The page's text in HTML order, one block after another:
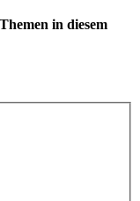
in diesem